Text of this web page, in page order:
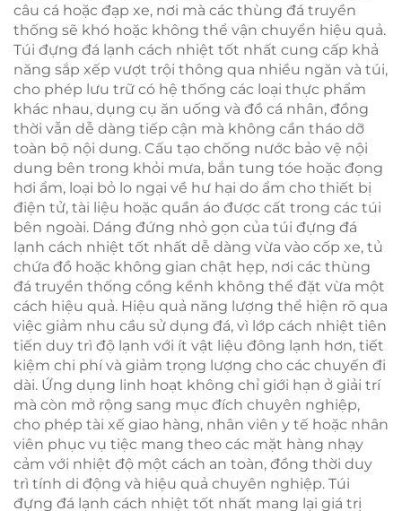
câu cá hoặc đạp xe, nơi mà các thùng đá truyền
thống sẽ khó hoặc không thể vận chuyển hiệu quả.
Túi đựng đá lạnh cách nhiệt tốt nhất cung cấp khả
năng sắp xếp vượt trội thông qua nhiều ngăn và túi,
cho phép lưu trữ có hệ thống các loại thực phẩm
khác nhau, dụng cụ ăn uống và đồ cá nhân, đồng
thời vẫn dễ dàng tiếp cận mà không cần tháo dỡ
toàn bộ nội dung. Cấu tạo chống nước bảo vệ nội
dung bên trong khỏi mưa, bắn tung tóe hoặc đọng
hơi ẩm, loại bỏ lo ngại về hư hại do ẩm cho thiết bị
điện tử, tài liệu hoặc quần áo được cất trong các túi
bên ngoài. Dáng đứng nhỏ gọn của túi đựng đá
lạnh cách nhiệt tốt nhất dễ dàng vừa vào cốp xe, tủ
chứa đồ hoặc không gian chật hẹp, nơi các thùng
đá truyền thống cồng kềnh không thể đặt vừa một
cách hiệu quả. Hiệu quả năng lượng thể hiện rõ qua
việc giảm nhu cầu sử dụng đá, vì lớp cách nhiệt tiên
tiến duy trì độ lạnh với ít vật liệu đông lạnh hơn, tiết
kiệm chi phí và giảm trọng lượng cho các chuyến đi
dài. Ứng dụng linh hoạt không chỉ giới hạn ở giải trí
mà còn mở rộng sang mục đích chuyên nghiệp,
cho phép tài xế giao hàng, nhân viên y tế hoặc nhân
viên phục vụ tiệc mang theo các mặt hàng nhạy
cảm với nhiệt độ một cách an toàn, đồng thời duy
trì tính di động và hiệu quả chuyên nghiệp. Túi
đựng đá lạnh cách nhiệt tốt nhất mang lại giá trị